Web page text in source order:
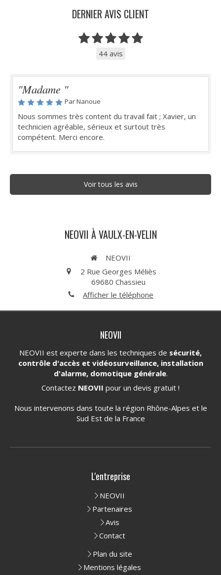
DERNIER AVIS CLIENT
44 avis
"Madame "
Par Nanoue
Nous sommes très content du travail fait ; Xavier, un
technicien agréable, sérieux et surtout très
compétent. Merci encore.
Voir tous les avis
NEOVII À VAULX-EN-VELIN
NEOVII
2 Rue Georges Méliès
69680 Chassieu
Afficher le téléphone
NEOVII
NEOVII est experte dans les techniques de sécurité,
contrôle d'accès et vidéosurveillance, installation
d'alarme, domotique générale.
Contactez NEOVII pour un devis gratuit !
Nous intervenons dans toute la région Rhône-Alpes et le
Sud Est de la France
L'entreprise
NEOVII
Partenaires
Avis
Contact
Plan du site
Mentions légales